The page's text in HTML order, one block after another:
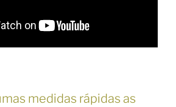
medidas rápidas as